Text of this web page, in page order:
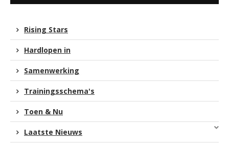
Rising Stars
Hardlopen in
Samenwerking
Trainingsschema's
Toen & Nu
Laatste Nieuws